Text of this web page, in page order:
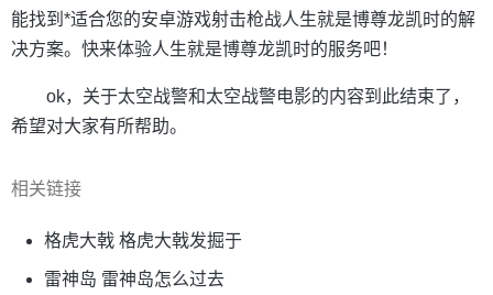
能找到*适合您的安卓游戏射击枪战人生就是博尊龙凯时的解
决方案。快来体验人生就是博尊龙凯时的服务吧！
ok，关于太空战警和太空战警电影的内容到此结束了，
希望对大家有所帮助。
相关链接
格虎大戟 格虎大戟发掘于
雷神岛 雷神岛怎么过去